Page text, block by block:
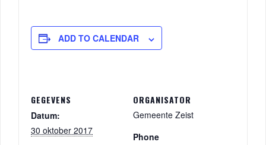
ADD TO CALENDAR
GEGEVENS
Datum:
30 oktober 2017
ORGANISATOR
Gemeente Zeist
Phone